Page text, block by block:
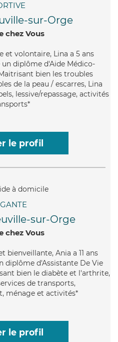
sur-Orge
chez Vous
et volontaire, Lina a 5 ans
diplôme d'Aide Médico-
bien les troubles
de la peau / escarres, Lina
lessive/repassage, activités
le profil
sur-Orge
chez Vous
bienveillante, Ania a 11 ans
diplôme d'Assistante De Vie
bien le diabète et l'arthrite,
de transports,
ménage et activités*
le profil